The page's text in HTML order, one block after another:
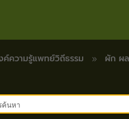
ค์ความรู้แพทย์วิถีธรรม 9 ผัก ผ